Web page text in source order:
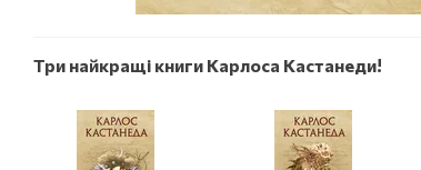
Три найкращі книги Карлоса Кастанеди!